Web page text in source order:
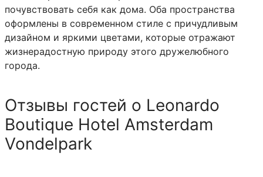
почувствовать себя как дома. Оба пространства
оформлены в современном стиле с причудливым
дизайном и яркими цветами, которые отражают
жизнерадостную природу этого дружелюбного
города.
Отзывы гостей о Leonardo
Boutique Hotel Amsterdam
Vondelpark